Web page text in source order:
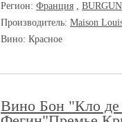
Регион: Франция ,
Производитель: Maison
Вино: Красное
Вино Бон "Кло де